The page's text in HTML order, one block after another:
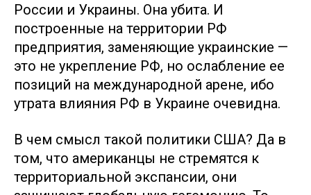
России и Украины. Она убита. И
построенные на территории РФ
предприятия, заменяющие украинские —
это не укрепление РФ, но ослабление ее
позиций на международной арене, ибо
утрата влияния РФ в Украине очевидна.
В чем смысл такой политики США? Да в
том, что американцы не стремятся к
территориальной экспансии, они